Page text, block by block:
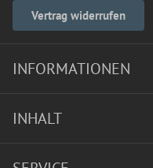
Vertrag widerrufen
INFORMATIONEN
INHALT